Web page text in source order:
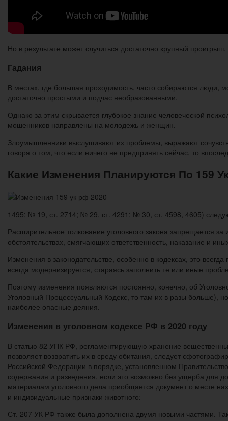
Но в результате может случиться достаточно крупный проигрыш.
Гадания
В местах, где большая проходимость, часто собираются люди,
достаточно простыми и подчас необразованными.
Однако за этим скрывается глубокое знание человеческой
мошенников направлены на молодежь и женщин.
Злоумышленники выслушивают их проблемы, выражают
говоря о том, что если ничего не предпринять сейчас, то
Какие Изменения Планируются По 159
1495; № 19, ст. 2714; № 29, ст. 4291; № 30, ст. 4598, 4605)
Расширительное толкование уголовного закона запрещается
обстоятельствах, смягчающих ответственность, наказание и
Изменения в законодательстве, особенно в кодексах, это
всегда модернизируется, стараясь заполнить те или иные
Поэтому изменения появляются постоянно, конечно, об
Уголовный Процессуальный Кодекс, то там их в разы больше),
наиболее опасные деяния.
Изменения в уголовном кодексе РФ в 2020 году
В статью 82 УПК РФ, регламентирующую хранение
позволяет возвратить их в среду обитания, следует
Российской Федерации в порядке, установленном
содержания и разведения, если это возможно без ущерба для
материалам уголовного дела приобщается документ о месте
и индивидуальные признаки животного:
Ст. 207 УК РФ также была дополнена двумя новыми частями.